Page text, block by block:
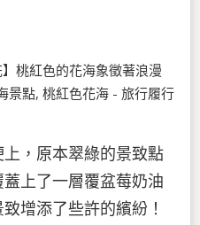
，原本翠綠的景致點
上了一層覆盆莓奶油
增添了些許的繽紛！